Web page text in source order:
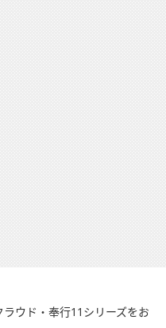
ウド・奉行11シリーズをお